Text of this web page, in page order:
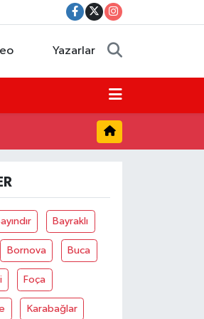
Yazarlar
Bayraklı
Bornova Buca
Foça
Karabağlar